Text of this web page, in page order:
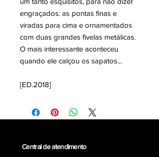
engraçados: as pontas finas e
viradas para cima e ornamentados
com duas grandes fivelas metálicas.
O mais interessante aconteceu
quando ele calçou os sapatos...
[ED.2018]
Central de atendimento